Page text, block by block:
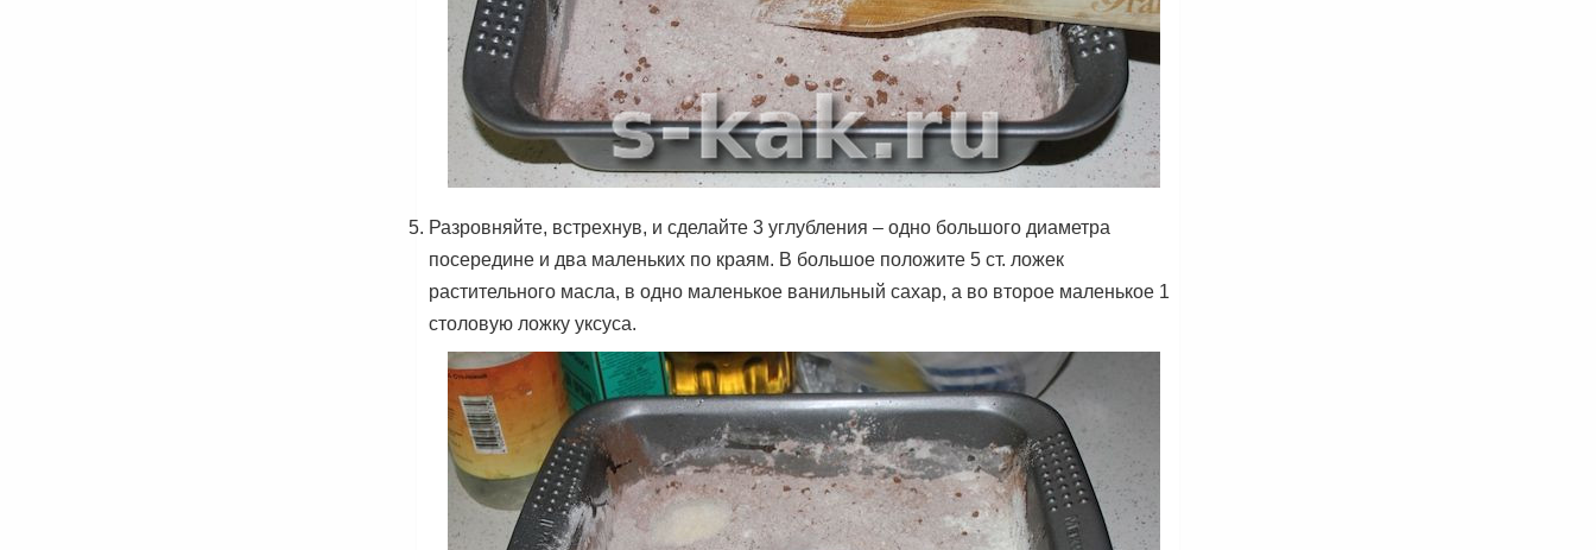
Разровняйте, встрехнув, и сделайте 3 углубления – одно большого диаметра
посередине и два маленьких по краям. В большое положите 5 ст. ложек
растительного масла, в одно маленькое ванильный сахар, а во второе маленькое 1
столовую ложку уксуса.